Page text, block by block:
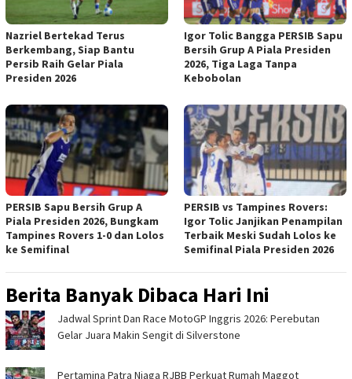
Nazriel Bertekad Terus
Berkembang, Siap Bantu
Persib Raih Gelar Piala
Presiden 2026
Igor Tolic Bangga PERSIB Sapu
Bersih Grup A Piala Presiden
2026, Tiga Laga Tanpa
Kebobolan
PERSIB Sapu Bersih Grup A
Piala Presiden 2026, Bungkam
Tampines Rovers 1-0 dan Lolos
ke Semifinal
PERSIB vs Tampines Rovers:
Igor Tolic Janjikan Penampilan
Terbaik Meski Sudah Lolos ke
Semifinal Piala Presiden 2026
Berita Banyak Dibaca Hari Ini
Jadwal Sprint Dan Race MotoGP Inggris 2026: Perebutan
Gelar Juara Makin Sengit di Silverstone
Pertamina Patra Niaga RJBB Perkuat Rumah Maggot